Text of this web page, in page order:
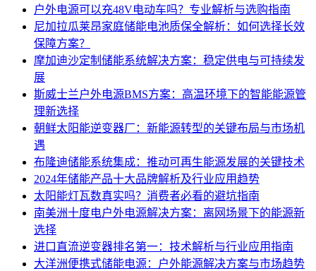
户外电源可以充48V电动车吗？专业解析与选购指南
尼加拉瓜莱昂家庭储能电池质保全解析：如何选择长效
保障方案？
摩加迪沙定制储能系统解决方案：稳定供电与可持续发
展
斯威士兰户外电源BMS方案：高温环境下的智能能源管
理新选择
朝鲜太阳能逆变器厂：新能源转型的关键布局与市场机
遇
布隆迪储能系统集成：推动可再生能源发展的关键技术
2024年储能产品十大品牌解析及行业应用趋势
太阳能灯瓦数真实吗？消费者必看的避坑指南
南美洲十度电户外电源解决方案：离网场景下的能源新
选择
进口直流逆变器排名第一：技术解析与行业应用指南
大洋洲便携式储能电源：户外能源解决方案与市场趋势